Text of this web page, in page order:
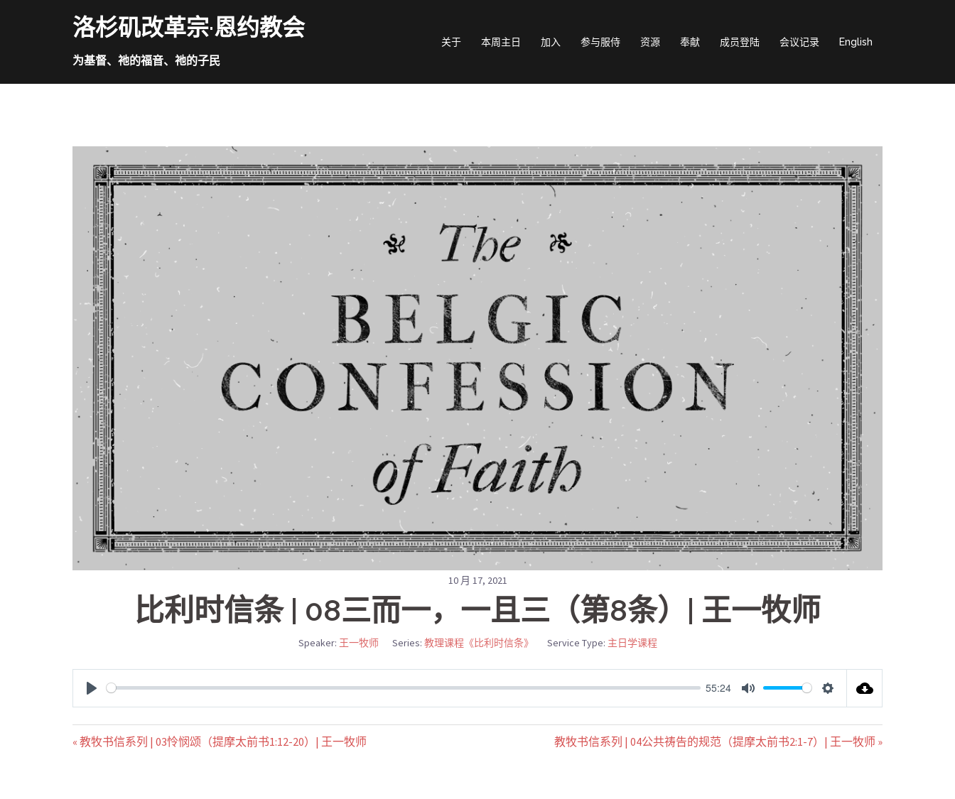
洛杉矶改革宗·恩约教会
为基督、祂的福音、祂的子民
关于 本周主日 加入 参与服侍 资源 奉献 成员登陆 会议记录 English
10 月 17, 2021
比利时信条 | 08三而一，一且三（第8条）| 王一牧师
Speaker: 王一牧师 Series: 教理课程《比利时信条》 Service Type: 主日学课程
PLAY
55:24
MUTE SETTINGS
« 教牧书信系列 | 03怜悯颂（提摩太前书1:12-20）| 王一牧师 教牧书信系列 | 04公共祷告的规范（提摩太前书2:1-7）| 王一牧师 »